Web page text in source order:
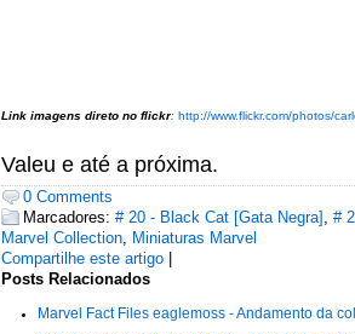
Link imagens direto no flickr: http://www.flickr.com/photos/
Valeu e até a próxima.
0 Comments
Marcadores: # 20 - Black Cat [Gata Negra] , #
Marvel Collection, Miniaturas Marvel
Compartilhe este artigo
Posts Relacionados
Marvel Fact Files eaglemoss - Andamento da